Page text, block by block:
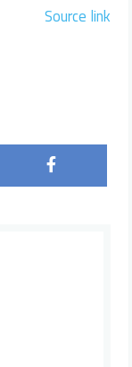
Source link